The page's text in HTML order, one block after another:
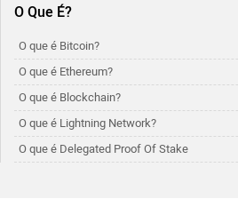
O Que É?
O que é Bitcoin?
O que é Ethereum?
O que é Blockchain?
O que é Lightning Network?
O que é Delegated Proof Of Stake